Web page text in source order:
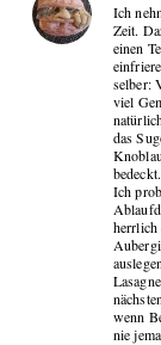
Ich
Zeit.
einen
selber:
viel
das
Ich
herrlich
wenn
nie